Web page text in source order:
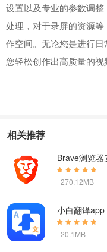
设置以及专业的参数调
处理，对于录屏的资源
作空间。无论您是进行
您轻松创作出高质量的
相关推荐
Brave浏览器
| 270.12MB
小白翻译app
| 20.1MB